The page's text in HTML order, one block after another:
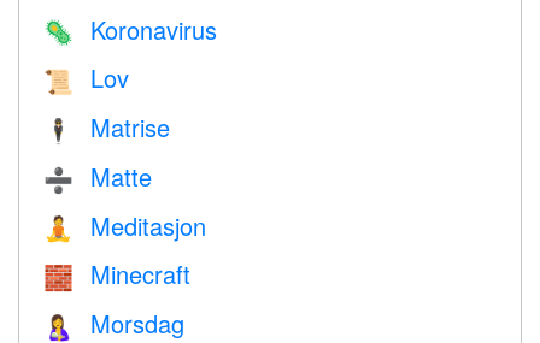
🦠 Koronavirus
📜 Lov
🕴️ Matrise
➗ Matte
🧘 Meditasjon
🧱 Minecraft
🤱 Morsdag